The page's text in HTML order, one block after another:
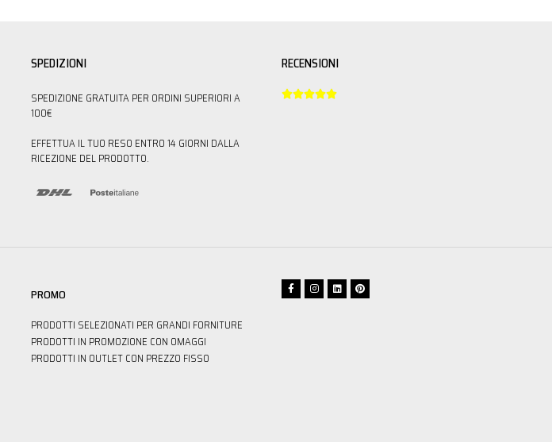
SPEDIZIONI
SPEDIZIONE GRATUITA PER ORDINI SUPERIORI A
100€
EFFETTUA IL TUO RESO ENTRO 14 GIORNI DALLA
RICEZIONE DEL PRODOTTO.
RECENSIONI

PROMO
PRODOTTI SELEZIONATI PER GRANDI FORNITURE
PRODOTTI IN PROMOZIONE CON OMAGGI
PRODOTTI IN OUTLET CON PREZZO FISSO